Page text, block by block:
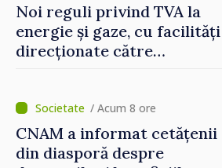
Noi reguli privind TVA la
energie și gaze, cu facilități
direcționate către
/ Acum 8 ore
CNAM a informat cetățenii
din diasporă despre